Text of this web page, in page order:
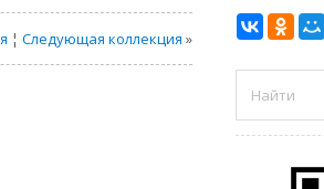
¦Следующая коллекция »